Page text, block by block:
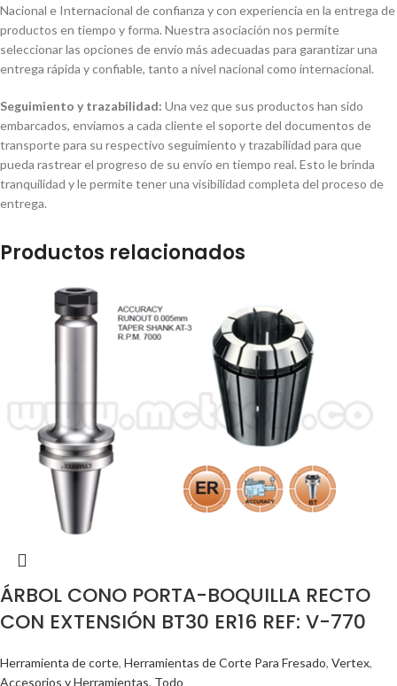
Nacional e Internacional de confianza y con experiencia en la entrega de
productos en tiempo y forma. Nuestra asociación nos permite
seleccionar las opciones de envío más adecuadas para garantizar una
entrega rápida y confiable, tanto a nivel nacional como internacional.
Seguimiento y trazabilidad: Una vez que sus productos han sido
embarcados, enviamos a cada cliente el soporte del documentos de
transporte para su respectivo seguimiento y trazabilidad para que
pueda rastrear el progreso de su envío en tiempo real. Esto le brinda
tranquilidad y le permite tener una visibilidad completa del proceso de
entrega.
Productos relacionados
ÁRBOL CONO PORTA-BOQUILLA RECTO
CON EXTENSIÓN BT30 ER16 REF: V-770
Herramienta de corte, Herramientas de Corte Para Fresado, Vertex,
Accesorios y Herramientas, Todo